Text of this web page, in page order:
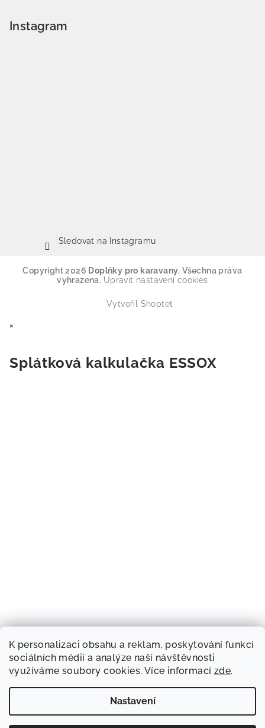
K personalizaci obsahu a reklam, poskytování funkcí
sociálních médií a analýze naší návštěvnosti
využíváme soubory cookies. Více informací zde.
Nastavení
Instagram
Sledovat na Instagramu
Copyright 2026 Doplňky pro karavany. Všechna práva
vyhrazena. Upravit nastavení cookies
Vytvořil Shoptet
×
Splátková kalkulačka ESSOX